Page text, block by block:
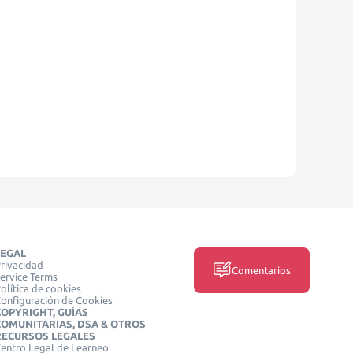
Terms
de cookies
de Cookies
GUÍAS
DSA & OTROS
LEGALES
Legal de Learneo
Comentarios